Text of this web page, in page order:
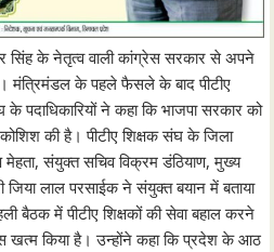
सिंह के नेतृत्व वाली कांग्रेस सरकार से अपने
मंत्रिमंडल के पहले फैसले के बाद पीटीए
पदाधिकारियों ने कहा कि भाजपा सरकार को
की है। पीटीए शिक्षक संघ के जिला
मेहता, संयुक्त सचिव विक्रम डंठियाण, मुख्य
जिया लाल परसाईक ने संयुक्त बयान में बताया
बैठक में पीटीए शिक्षकों की सेवा बहाल करने
खत्म किया है। उन्होंने कहा कि प्रदेश के आठ